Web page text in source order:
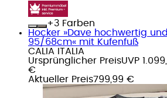
+
Farben
Hocker »Dave hochwertig
95/68cm« mit Kufenfuß
CALIA ITALIA
Ursprünglicher PreisUVP
€
Aktueller Preis799,99 €